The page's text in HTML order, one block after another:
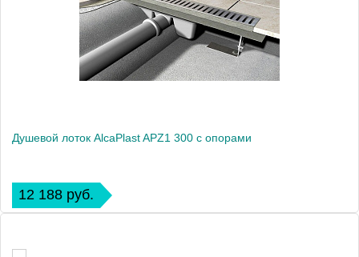
Душевой лоток AlcaPlast APZ1 300 с опорами
12 188 руб.